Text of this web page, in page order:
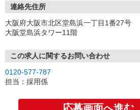
［3］お仕事の紹介
ご希望条件に合うお仕事があればその他
↓
就業にあたっての手続きを行います。
↓
［5］お仕事スタート
出勤初日は営業担当が同行するので
連絡先住所
大阪府大阪市北区堂島浜一丁目1番27号
大阪堂島浜タワー11階
この求人に関するお問い合わせ
0120-577-787
担当：採用係